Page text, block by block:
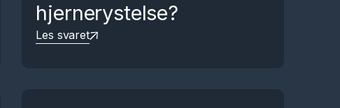
hjernerystelse?
Les svaret